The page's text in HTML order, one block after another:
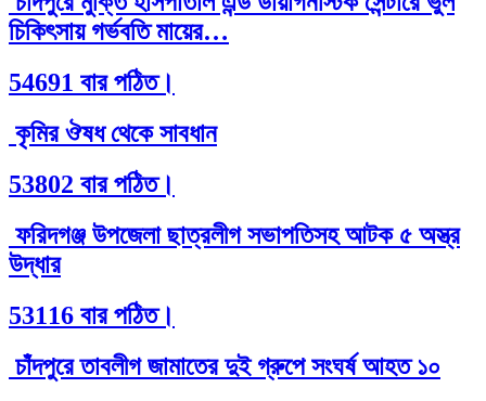
চিকিৎসায় গর্ভবতি মায়ের…
54691 বার পঠিত।
কৃমির ঔষধ থেকে সাবধান
53802 বার পঠিত।
ফরিদগঞ্জ উপজেলা ছাত্রলীগ সভাপতিসহ আটক ৫ অস্ত্র
উদ্ধার
53116 বার পঠিত।
চাঁদপুরে তাবলীগ জামাতের দুই গ্রুপে সংঘর্ষ আহত ১০